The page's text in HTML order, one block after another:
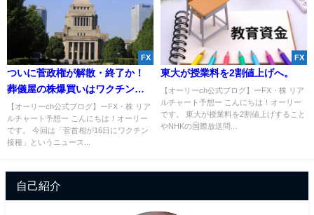
FX
ついに菅政権が解散・終了か！
葬儀屋の株爆買いはワクチンに
よる大量死を暗示している！？
【オーリーch公式ブログ】ーFX・株 リア
ルチャート予想ー こんにちは！オーリー
です。 今回は「菅首相が16日にワクチン
接種」というニュース...
FX
東大が授業料を2割値上げへ。
【オーリーch公式ブログ】ーFX・株 リア
ルチャート予想ー こんにちは！オーリー
です。 東大が授業料を2割値上げすること
やNHKの国際放送問...
自己紹介